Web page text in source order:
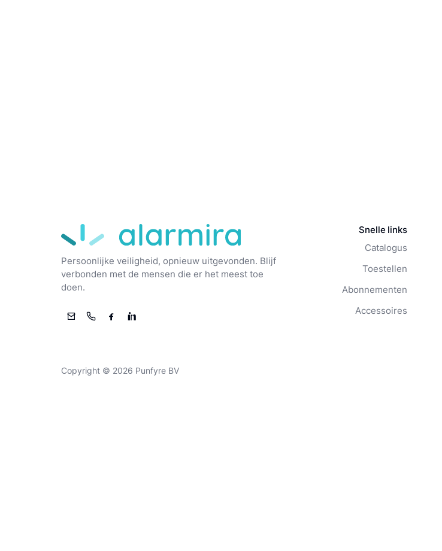
Alarmira
Persoonlijke veiligheid, opnieuw uitgevonden. Blijf
verbonden met de mensen die er het meest toe
doen.
E-mailTelefoonFacebook
LinkedIn
Snelle links
Catalogus
Toestellen
Abonnementen
Accessoires
Copyright © 2026 Punfyre BV